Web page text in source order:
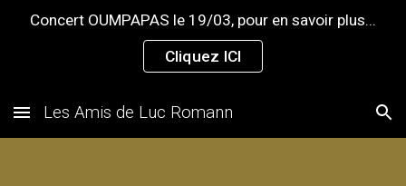
Skip to navigation
Concert OUMPAPAS le 19/03, pour en savoir plus...
Cliquez ICI
Les Amis de Luc Romann